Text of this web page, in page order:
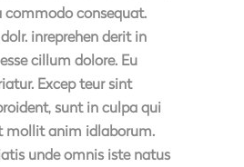
commodo consequat.
inreprehen derit in
cillum dolore. Eu
Excep teur sint
sunt in culpa qui
mollit anim idlaborum.
unde omnis iste natus